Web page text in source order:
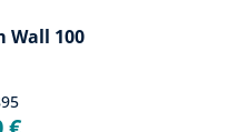
Wall 100